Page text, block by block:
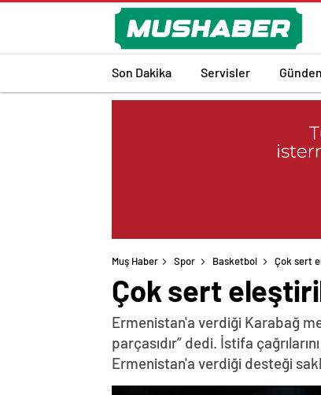
Son Dakika Servisler
Muş Haber Spor Basketbol Çok sert
Çok sert
Ermenistan'a verdiği Karabağ
parçasıdır” dedi. İstifa
Ermenistan'a verdiği desteği